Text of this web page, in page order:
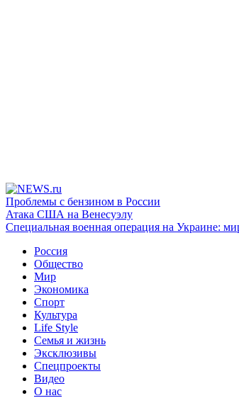
Проблемы с бензином в России
Атака США на Венесуэлу
Специальная военная операция на Украине:
Россия
Общество
Мир
Экономика
Спорт
Культура
Life Style
Семья и жизнь
Эксклюзивы
Спецпроекты
Видео
О нас